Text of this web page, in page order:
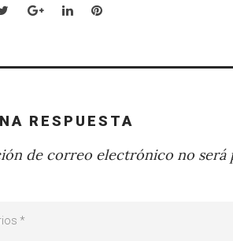
TwitterGoogle+LinkedInPinterest
RESPUESTA
de correo electrónico no será